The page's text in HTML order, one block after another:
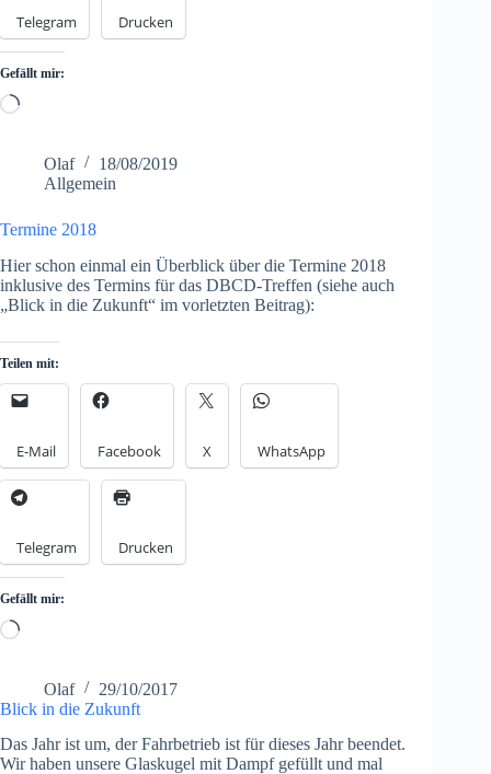
Telegram Drucken
Gefällt mir:
Loading…
Olaf
18/08/2019
Allgemein
Termine 2018
Hier schon einmal ein Überblick über die Termine 2018
inklusive des Termins für das DBCD-Treffen (siehe auch
„Blick in die Zukunft“ im vorletzten Beitrag):
Teilen mit:
E-Mail Facebook X WhatsApp
Telegram Drucken
Gefällt mir:
Loading…
Olaf
29/10/2017
Blick in die Zukunft
Das Jahr ist um, der Fahrbetrieb ist für dieses Jahr beendet.
Wir haben unsere Glaskugel mit Dampf gefüllt und mal